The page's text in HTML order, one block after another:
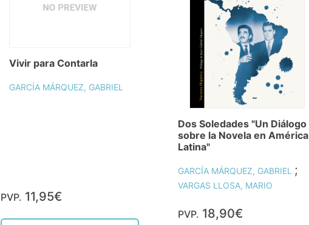
Vivir para Contarla
GARCÍA MÁRQUEZ, GABRIEL
PVP. 11,95€
Dos Soledades "Un Diálogo
sobre la Novela en América
Latina"
GARCÍA MÁRQUEZ, GABRIEL ;
VARGAS LLOSA, MARIO
PVP. 18,90€